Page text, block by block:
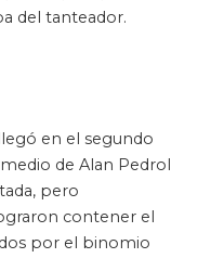
del tanteador.
en el segundo
de Alan Pedrol
pero
contener el
por el binomio